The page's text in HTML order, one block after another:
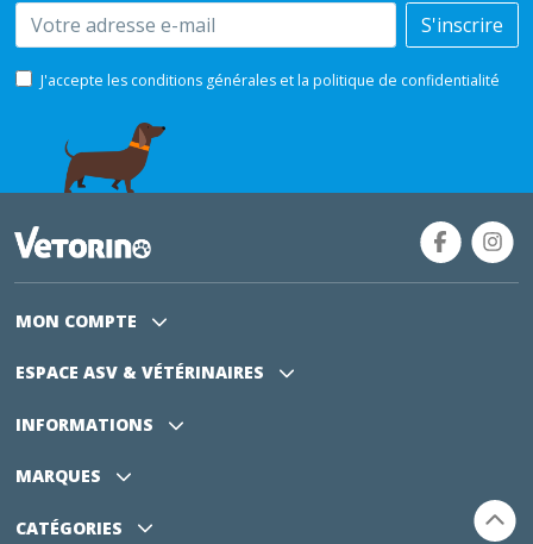
Email S'inscrire
J'accepte les conditions générales et la politique de confidentialité
MON COMPTE
ESPACE ASV & VÉTÉRINAIRES
INFORMATIONS
MARQUES
CATÉGORIES